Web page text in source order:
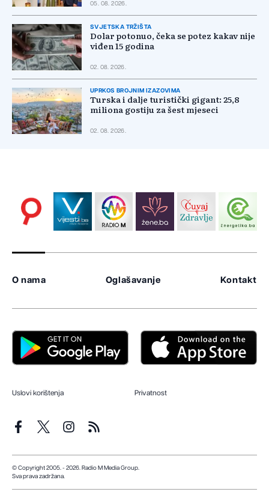
05. 08. 2026.
SVJETSKA TRŽIŠTA
Dolar potonuo, čeka se potez kakav nije
viđen 15 godina
02. 08. 2026.
UPRKOS BROJNIM IZAZOVIMA
Turska i dalje turistički gigant: 25,8
miliona gostiju za šest mjeseci
02. 08. 2026.
O nama Oglašavanje Kontakt
Uslovi korištenja Privatnost
© Copyright 2005. - 2026. Radio M Media Group.
Sva prava zadržana.